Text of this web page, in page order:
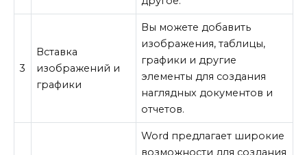
3
Вставка
изображений и
графики
Вы можете добавить
изображения, таблицы,
графики и другие
элементы для создания
наглядных документов и
отчетов.
Word предлагает широкие
возможности для создания